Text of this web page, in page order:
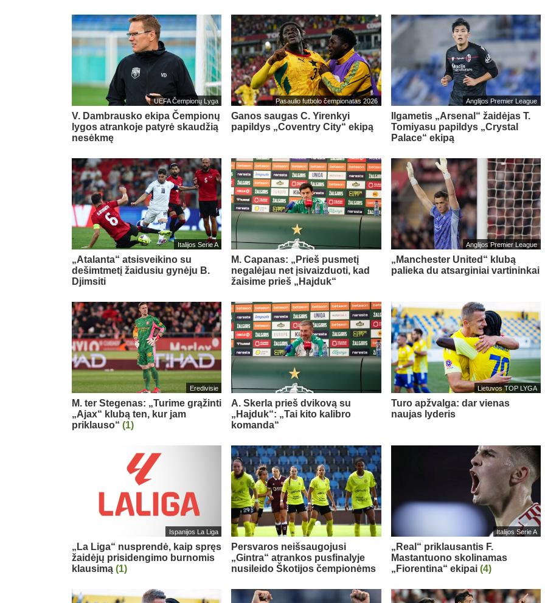
UEFA Čempionų Lyga
V. Dambrausko ekipa Čempionų
lygos atrankoje patyrė skaudžią
nesėkmę
Pasaulio futbolo čempionatas 2026
Ganos saugas C. Yirenkyi
papildys „Coventry City“ ekipą
Anglijos Premier League
Ilgametis „Arsenal“ žaidėjas T.
Tomiyasu papildys „Crystal
Palace“ ekipą
Italijos Serie A
„Atalanta“ atsisveikino su
dešimtmetį žaidusiu gynėju B.
Djimsiti
M. Capanas: „Prieš pusmetį
negalėjau net įsivaizduoti, kad
žaisime prieš „Hajduk“
Anglijos Premier League
„Manchester United“ klubą
palieka du atsarginiai vartininkai
Eredivisie
M. ter Stegenas: „Turime grąžinti
„Ajax“ klubą ten, kur jam
priklauso“ (1)
A. Skerla prieš dvikovą su
„Hajduk“: „Tai kito kalibro
komanda“
Lietuvos TOP LYGA
Turo apžvalga: dar vienas
naujas lyderis
Ispanijos La Liga
„La Liga“ nusprendė, kaip spręs
žaidėjų prisidengimo burnomis
klausimą (1)
Persvaros neišsaugojusi
„Gintra“ atrankos pusfinalyje
nusileido Škotijos čempionėms
Italijos Serie A
„Real“ priklausantis F.
Mastantuono skolinamas
„Fiorentina“ ekipai (4)